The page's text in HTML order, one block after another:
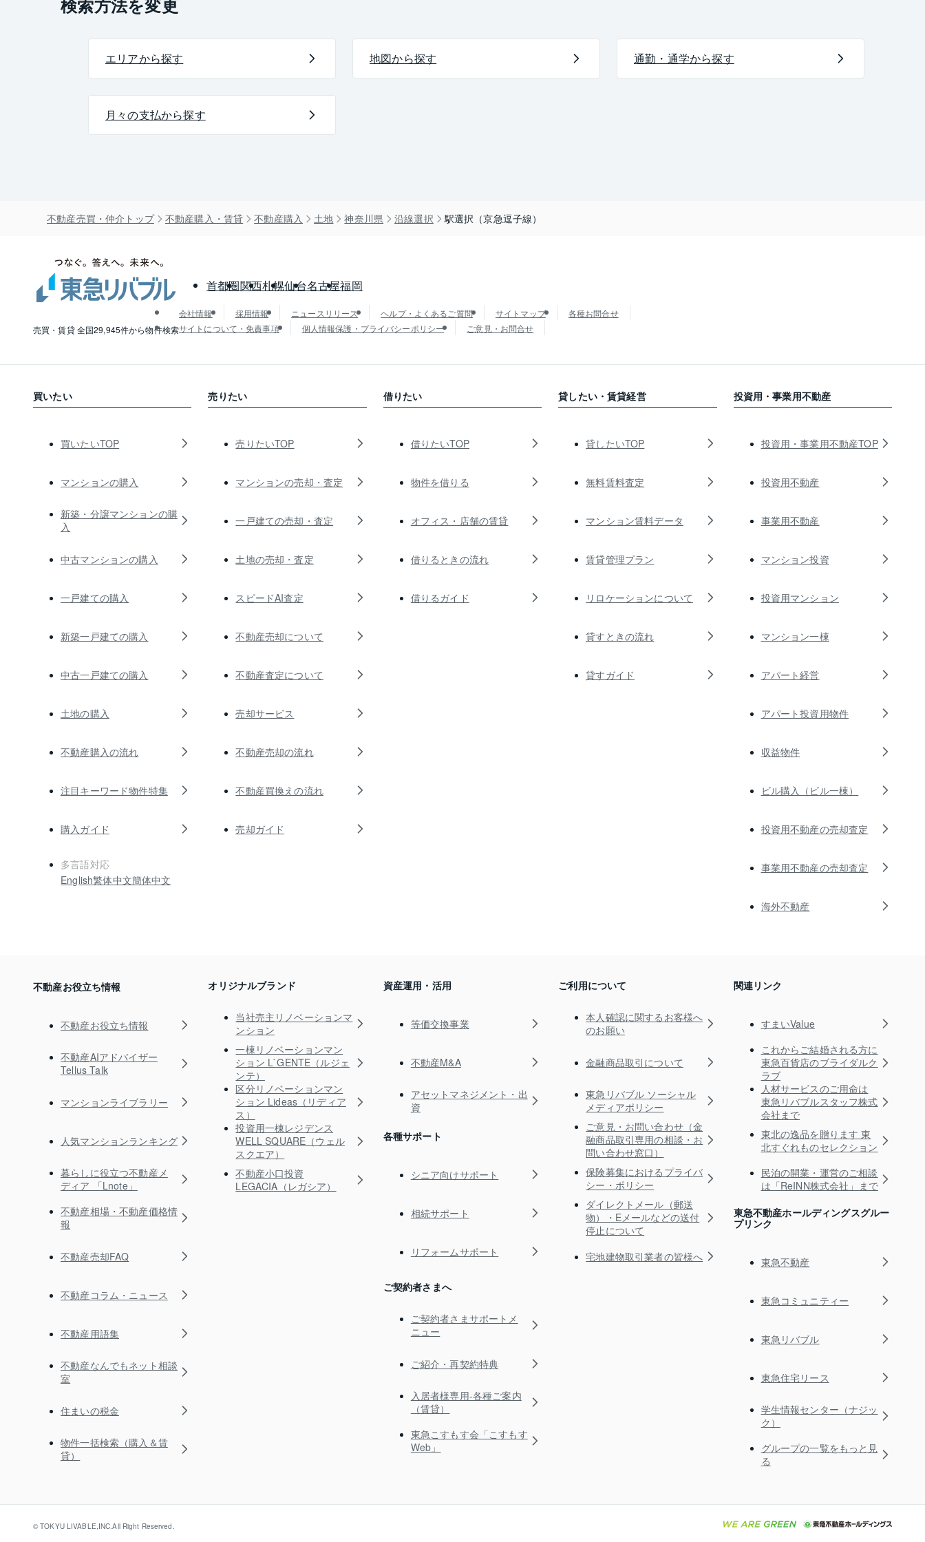
エリアから探す 地図から探す 通勤・通学から探す
月々の支払から探す
不動産売買・仲介トップ 不動産購入・賃貸 不動産購入 土地 神奈川県 沿線選択 駅選択（京急逗子線）
売買・賃貸 全国29,945件から物件検索
首都圏関西札幌仙台名古屋福岡
会社情報 採用情報 ニュースリリース ヘルプ・よくあるご質問 サイトマップ
各種お問合せ
サイトについて・免責事項
個人情報保護・プライバシーポリシー ご意見・お問合せ
買いたい
買いたいTOP
マンションの購入
新築・分譲マンションの購
入
中古マンションの購入
一戸建ての購入
新築一戸建ての購入
中古一戸建ての購入
土地の購入
不動産購入の流れ
注目キーワード物件特集
購入ガイド
多言語対応
English繁体中文簡体中文
売りたい
売りたいTOP
マンションの売却・査定
一戸建ての売却・査定
土地の売却・査定
スピードAI査定
不動産売却について
不動産査定について
売却サービス
不動産売却の流れ
不動産買換えの流れ
売却ガイド
借りたい
借りたいTOP
物件を借りる
オフィス・店舗の賃貸
借りるときの流れ
借りるガイド
貸したい・賃貸経営
貸したいTOP
無料賃料査定
マンション賃料データ
賃貸管理プラン
リロケーションについて
貸すときの流れ
貸すガイド
投資用・事業用不動産
投資用・事業用不動産TOP
投資用不動産
事業用不動産
マンション投資
投資用マンション
マンション一棟
アパート経営
アパート投資用物件
収益物件
ビル購入（ビル一棟）
投資用不動産の売却査定
事業用不動産の売却査定
海外不動産
不動産お役立ち情報
不動産お役立ち情報
不動産AIアドバイザー
Tellus Talk
マンションライブラリー
人気マンションランキング
暮らしに役立つ不動産メ
ディア 「Lnote」
不動産相場・不動産価格情
報
不動産売却FAQ
不動産コラム・ニュース
不動産用語集
不動産なんでもネット相談
室
住まいの税金
物件一括検索（購入＆賃
貸）
オリジナルブランド
当社売主リノベーションマ
ンション
一棟リノベーションマン
ション L`GENTE（ルジェ
ンテ）
区分リノベーションマン
ション Lideas（リディア
ス）
投資用一棟レジデンス
WELL SQUARE（ウェル
スクエア）
不動産小口投資
LEGACIA（レガシア）
資産運用・活用
等価交換事業
不動産M&A
アセットマネジメント・出
資
各種サポート
シニア向けサポート
相続サポート
リフォームサポート
ご契約者さまへ
ご契約者さまサポートメ
ニュー
ご紹介・再契約特典
入居者様専用-各種ご案内
（賃貸）
東急こすもす会「こすもす
Web」
ご利用について
本人確認に関するお客様へ
のお願い
金融商品取引について
東急リバブル ソーシャル
メディアポリシー
ご意見・お問い合わせ（金
融商品取引専用の相談・お
問い合わせ窓口）
保険募集におけるプライバ
シー・ポリシー
ダイレクトメール（郵送
物）・Eメールなどの送付
停止について
宅地建物取引業者の皆様へ
関連リンク
すまいValue
これからご結婚される方に
東急百貨店のブライダルク
ラブ
人材サービスのご用命は
東急リバブルスタッフ株式
会社まで
東北の逸品を贈ります 東
北すぐれものセレクション
民泊の開業・運営のご相談
は「ReINN株式会社」まで
東急不動産ホールディングスグルー
プリンク
東急不動産
東急コミュニティー
東急リバブル
東急住宅リース
学生情報センター（ナジッ
ク）
グループの一覧をもっと見
る
© TOKYU LIVABLE,INC.All Right Reserved.